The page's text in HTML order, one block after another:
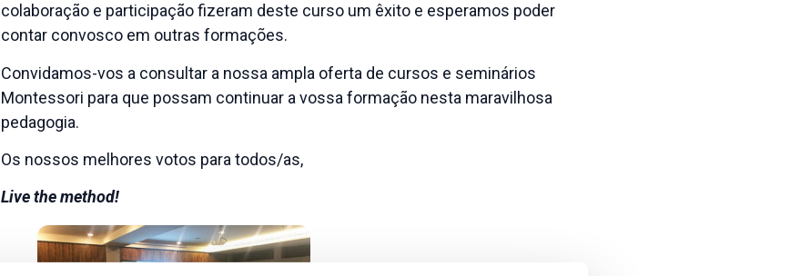
colaboração e participação fizeram deste curso um êxito e esperamos poder
contar convosco em outras formações.
Convidamos-vos a consultar a nossa ampla oferta de cursos e seminários
Montessori para que possam continuar a vossa formação nesta maravilhosa
pedagogia.
Os nossos melhores votos para todos/as,
Live the method!